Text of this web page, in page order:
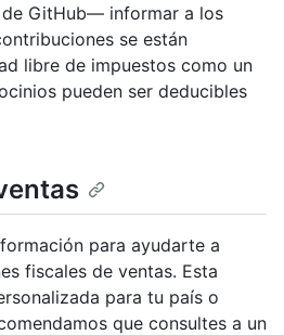
GitHub— informar a los
se están
libre de impuestos como un
pueden ser deducibles
para ayudarte a
fiscales de ventas. Esta
para tu país o
que consultes a un